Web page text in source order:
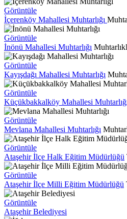
Görüntüle
İçerenköy Mahallesi Muhtarlığı
Görüntüle
İnönü Mahallesi Muhtarlığı
Görüntüle
Kayışdağı Mahallesi Muhtarlığı
Görüntüle
Küçükbakkalköy Mahallesi
Görüntüle
Mevlana Mahallesi Muhtarlığı
Görüntüle
Ataşehir İlçe Halk Eğitim Müdürlüğü
Görüntüle
Ataşehir İlçe Milli Eğitim Müdürlüğü
Görüntüle
Ataşehir Belediyesi